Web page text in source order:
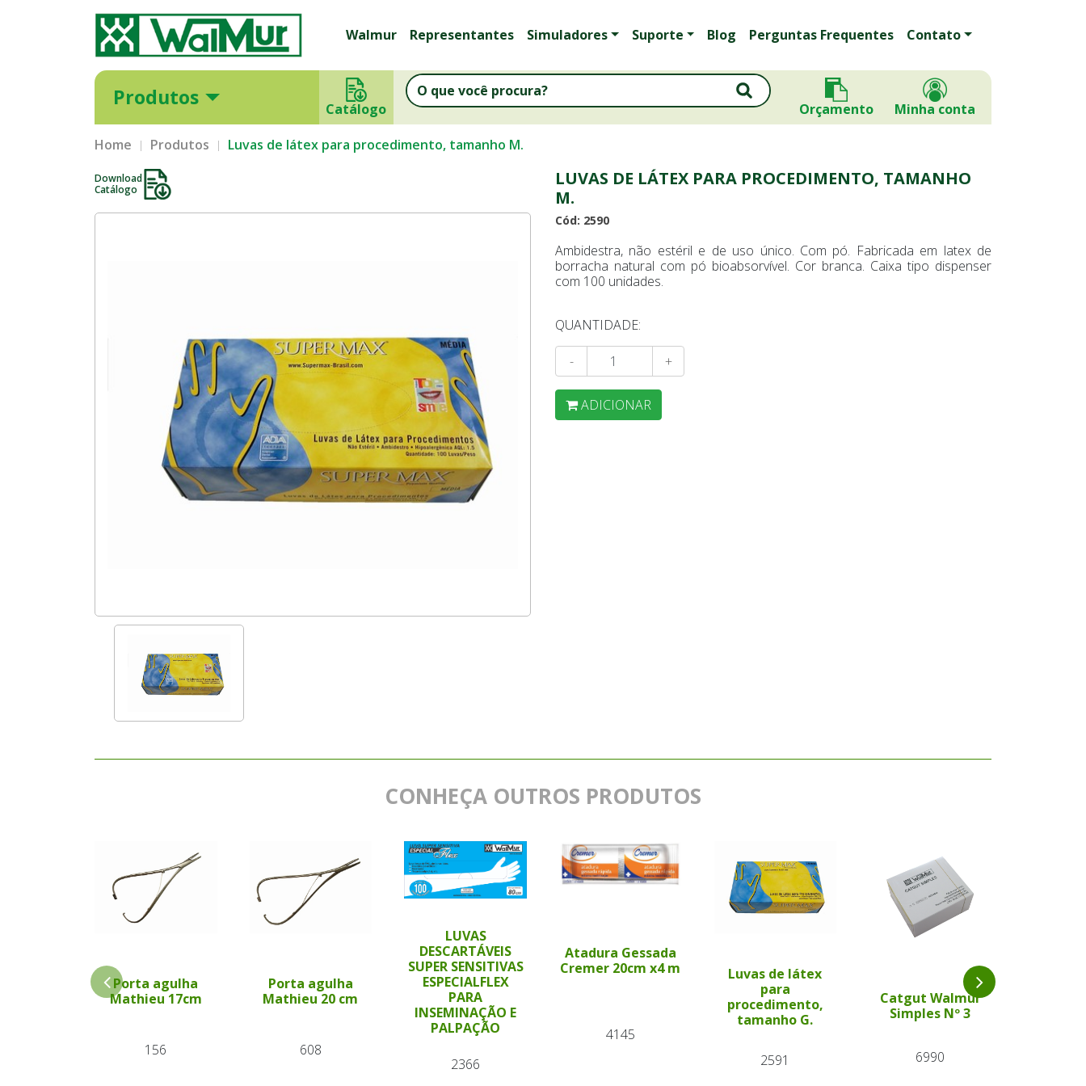
Walmur Representantes Simuladores Suporte Blog Perguntas Frequentes Contato
Produtos Catálogo Orçamento Minha conta
Home Produtos Luvas de látex para procedimento, tamanho M.
Download
Catálogo
LUVAS DE LÁTEX PARA PROCEDIMENTO, TAMANHO
M.
Cód: 2590
Ambidestra, não estéril e de uso único. Com pó. Fabricada em latex de
borracha natural com pó bioabsorvível. Cor branca. Caixa tipo dispenser
com 100 unidades.
QUANTIDADE:
- +
ADICIONAR
CONHEÇA OUTROS PRODUTOS
Porta agulha
Mathieu 17cm
156
Porta agulha
Mathieu 20 cm
608
LUVAS
DESCARTÁVEIS
SUPER SENSITIVAS
ESPECIALFLEX
PARA
INSEMINAÇÃO E
PALPAÇÃO
2366
Atadura Gessada
Cremer 20cm x4 m
4145
Luvas de látex
para
procedimento,
tamanho G.
2591
Catgut Walmur
Simples Nº 3
6990